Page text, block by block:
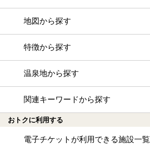
地図から探す
特徴から探す
温泉地から探す
関連キーワードから探す
おトクに利用する
電子チケットが利用できる施設一覧